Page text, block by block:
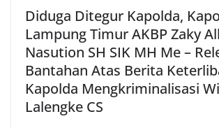
Diduga Ditegur Kapolda,
Lampung Timur AKBP Zaky
Nasution SH SIK MH Me –
Bantahan Atas Berita
Kapolda Mengkriminalisasi
Lalengke CS